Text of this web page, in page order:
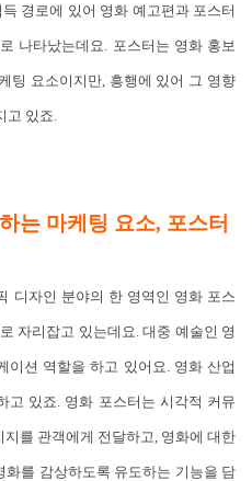
경로에 있어 영화 예고편과 포스터
나타났는데요. 포스터는 영화 홍보
팅 요소이지만, 흥행에 있어 그 영향
고 있죠.
는 마케팅 요소, 포스터
디자인 분야의 한 영역인 영화 포스
자리잡고 있는데요. 대중 예술인 영
이션 역할을 하고 있어요. 영화 산업
고 있죠. 영화 포스터는 시각적 커뮤
를 관객에게 전달하고, 영화에 대한
를 감상하도록 유도하는 기능을 담